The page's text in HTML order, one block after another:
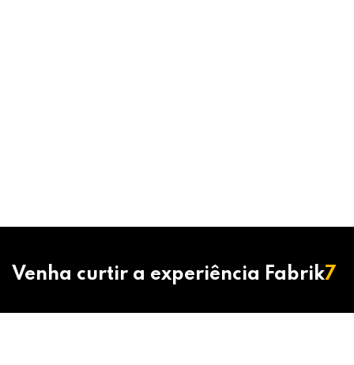
Venha curtir a experiência Fabrik7